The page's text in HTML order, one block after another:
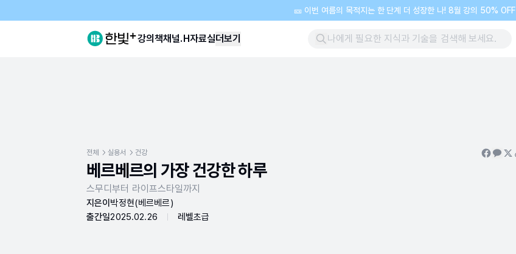
🎫 이번 여름의 목적지는 한 단계 더 성장한 나! 8월 강의 50% OFF
강의책채널.H자료실더보기
전체 실용서 건강
베르베르의 가장 건강한 하루
스무디부터 라이프스타일까지
지은이 박정현(베르베르)
출간일2025.02.26 레벨초급